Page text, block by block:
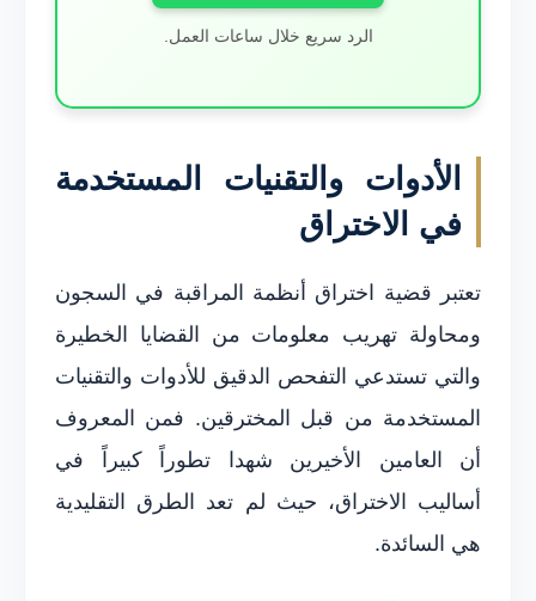
الرد سريع خلال ساعات العمل.
الأدوات والتقنيات المستخدمة
في الاختراق
تعتبر قضية اختراق أنظمة المراقبة في السجون
ومحاولة تهريب معلومات من القضايا الخطيرة
والتي تستدعي التفحص الدقيق للأدوات والتقنيات
المستخدمة من قبل المخترقين. فمن المعروف
أن العامين الأخيرين شهدا تطوراً كبيراً في
أساليب الاختراق، حيث لم تعد الطرق التقليدية
هي السائدة.